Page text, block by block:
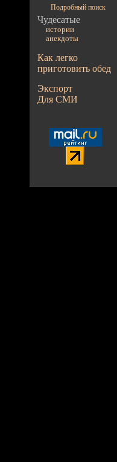
Подробный поиск
Чудесатые
истории
анекдоты
Как легко
приготовить обед
Экспорт
Для СМИ